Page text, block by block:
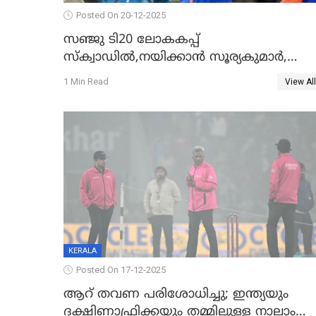
Posted On 20-12-2025
സഞ്ജു ടി20 ലോകകപ്പ്
സ്‌ക്വാഡിൽ,നയിക്കാൻ സൂര്യകുമാർ,
ഇന്ത്യൻ ടീമിനെ പ്രഖ്യാപിച്ച് ബി.സി.സി.ഐ
1 Min Read View All
KERALA
Posted On 17-12-2025
ആറ് തവണ പരിശോധിച്ചു; ഇന്ത്യയും
ദക്ഷിണാഫ്രിക്കയും തമ്മിലുള്ള നാലാം